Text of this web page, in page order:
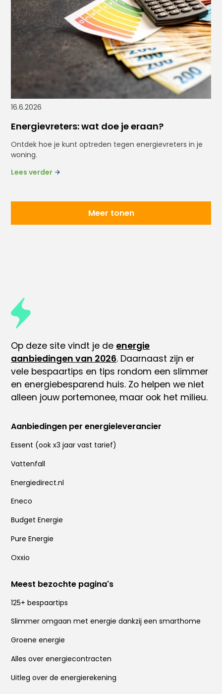
16.6.2026
Energievreters: wat doe je eraan?
Ontdek hoe je kunt optreden tegen energievreters in je
woning.
Lees verder
Meer tonen
Op deze site vindt je de energie
aanbiedingen van 2026. Daarnaast zijn er
vele bespaartips en tips rondom een slimmer
en energiebesparend huis. Zo helpen we niet
alleen jouw portemonee, maar ook het milieu.
Aanbiedingen per energieleverancier
Essent (ook x3 jaar vast tarief)
Vattenfall
Energiedirect.nl
Eneco
Budget Energie
Pure Energie
Oxxio
Meest bezochte pagina's
125+ bespaartips
Slimmer omgaan met energie dankzij een smarthome
Groene energie
Alles over energiecontracten
Uitleg over de energierekening